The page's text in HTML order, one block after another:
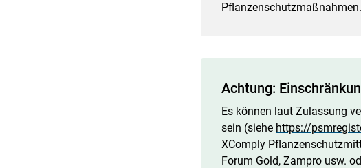
Pflanzenschutzmaßnahmen.
Achtung:
Es können laut Zulassung
sein (siehe https://
XComply
Forum Gold, Zampro usw.